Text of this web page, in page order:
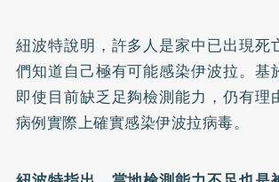
紐波特說明，許多人是家中已出現死
們知道自己極有可能感染伊波拉。基
即使目前缺乏足夠檢測能力，仍有理
病例實際上確實感染伊波拉病毒。